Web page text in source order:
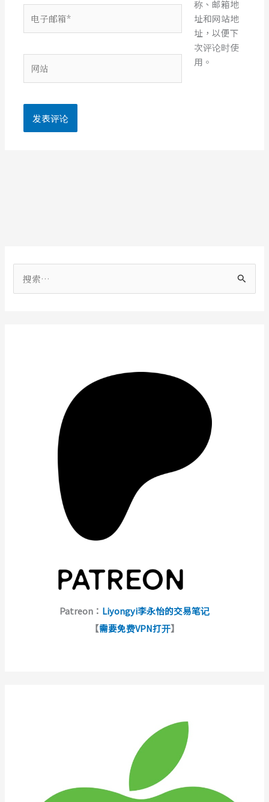
子
箱
站
称、邮箱地
址和网站地
址，以便下
次评论时使
用。
Patreon： Liyongyi李永怡的交易笔记
【需要免费VPN打开】